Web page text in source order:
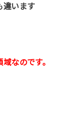
違います
なのです。